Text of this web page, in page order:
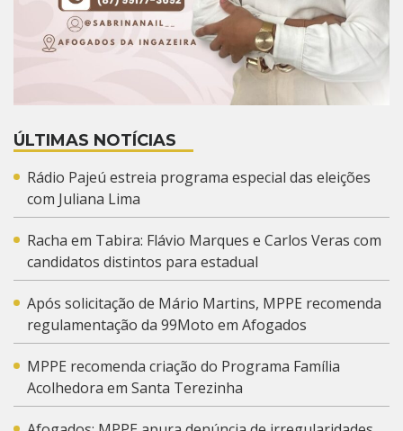
ÚLTIMAS NOTÍCIAS
Rádio Pajeú estreia programa especial das eleições
com Juliana Lima
Racha em Tabira: Flávio Marques e Carlos Veras com
candidatos distintos para estadual
Após solicitação de Mário Martins, MPPE recomenda
regulamentação da 99Moto em Afogados
MPPE recomenda criação do Programa Família
Acolhedora em Santa Terezinha